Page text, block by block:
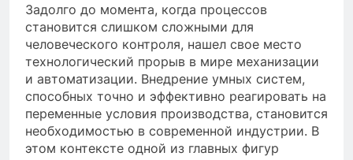
Задолго до момента, когда процессов
становится слишком сложными для
человеческого контроля, нашел свое место
технологический прорыв в мире механизации
и автоматизации. Внедрение умных систем,
способных точно и эффективно реагировать на
переменные условия производства, становится
необходимостью в современной индустрии. В
этом контексте одной из главных фигур